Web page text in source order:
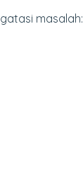
masalah: